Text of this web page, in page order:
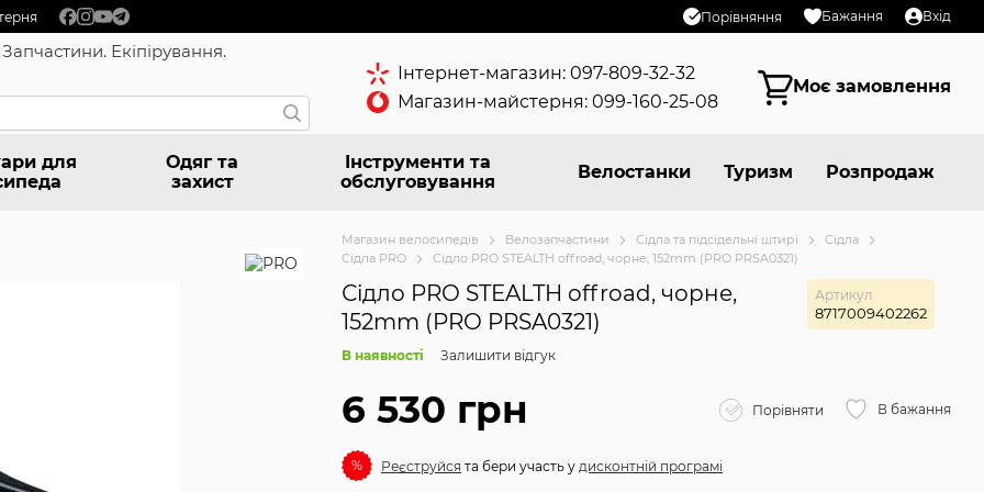
Порівняння Бажання Вхід
Екіпірування.
Інтернет-магазин: 097-809-32-32
Магазин-майстерня: 099-160-25-08
Моє замовлення
для
Одяг та
захист
Інструменти та
обслуговування
Велостанки Туризм Розпродаж
Магазин велосипедів Велозапчастини Сідла та підсідельні штирі
Cідла
Cідла PRO
Сідло PRO STEALTH offroad, чорне, 152mm (PRO PRSA0321)
Сідло PRO STEALTH offroad, чорне,
152mm (PRO PRSA0321)
Артикул
8717009402262
В наявності Залишити відгук
6 530 грн Порівняти В бажання
% Реєструйся та бери участь у дисконтній програмі